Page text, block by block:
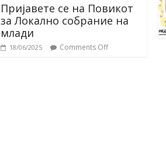
Пријавете се на Повикот
за Локално собрание на
млади
18/06/2025 Comments Off